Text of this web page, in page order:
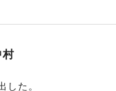
村
した。